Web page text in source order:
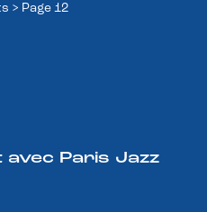
> Page 12
Paris Jazz